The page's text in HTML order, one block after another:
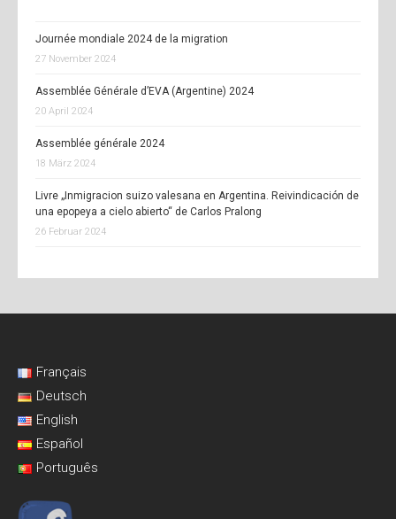
Journée mondiale 2024 de la migration
27 November 2024
Assemblée Générale d’EVA (Argentine) 2024
20 April 2024
Assemblée générale 2024
18 März 2024
Livre „Inmigracion suizo valesana en Argentina. Reivindicación de
una epopeya a cielo abierto“ de Carlos Pralong
26 Februar 2024
Français
Deutsch
English
Español
Português